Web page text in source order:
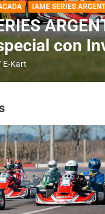
SERIES ARGENTINA
Invitados
E-Kart